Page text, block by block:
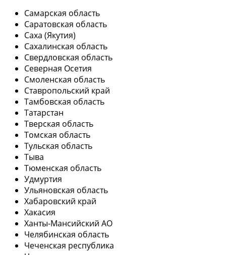
Самарская область
Саратовская область
Саха (Якутия)
Сахалинская область
Свердловская область
Северная Осетия
Смоленская область
Ставропольский край
Тамбовская область
Татарстан
Тверская область
Томская область
Тульская область
Тыва
Тюменская область
Удмуртия
Ульяновская область
Хабаровский край
Хакасия
Ханты-Мансийский АО
Челябинская область
Чеченская республика